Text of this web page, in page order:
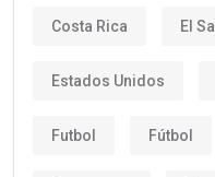
Costa Rica El
Estados Unidos
Futbol Fútbol